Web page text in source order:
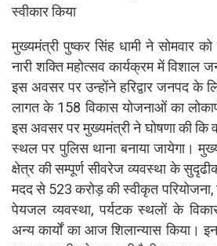
स्वीकार किया
मुख्यमंत्री पुष्कर सिंह धामी ने सोमवार
नारी शक्ति महोत्सव कार्यक्रम में विशाल
इस अवसर पर उन्होंने हरिद्वार जनपद के
लागत के 158 विकास योजनाओं का
इस अवसर पर मुख्यमंत्री ने घोषणा की कि
स्थल पर पुलिस थाना बनाया जायेगा।
क्षेत्र की सम्पूर्ण सीवरेज व्यवस्था के
मदद से 523 करोड़ की स्वीकृत परियोजना,
पेयजल व्यवस्था, पर्यटक स्थलों के
अन्य कार्यों का आज शिलान्यास किया।